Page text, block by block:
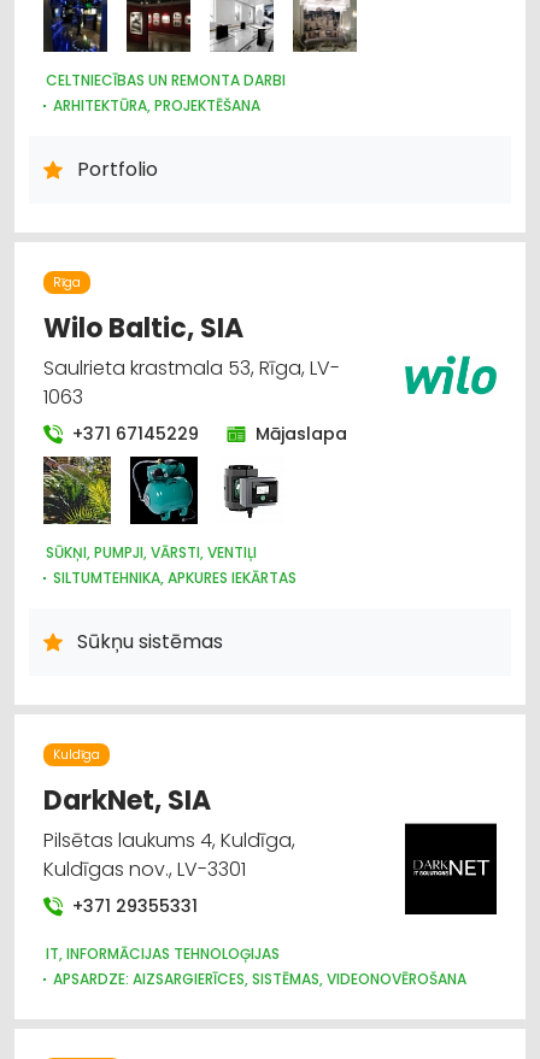
CELTNIECĪBAS UN REMONTA DARBI
ARHITEKTŪRA, PROJEKTĒŠANA
DIZAINS UN INTERJERS; PRIEKŠMETI UN PAKALPOJUMI
Portfolio
Rīga
Wilo Baltic, SIA
Saulrieta krastmala 53, Rīga, LV-
1063
+371 67145229 Mājaslapa
SŪKŅI, PUMPJI, VĀRSTI, VENTIĻI
SILTUMTEHNIKA, APKURES IEKĀRTAS
SILTUMAPGĀDE UN SILTUMTĪKLI
Sūkņu sistēmas
Kuldīga
DarkNet, SIA
Pilsētas laukums 4, Kuldīga,
Kuldīgas nov., LV-3301
+371 29355331
IT, INFORMĀCIJAS TEHNOLOĢIJAS
APSARDZE: AIZSARGIERĪCES, SISTĒMAS, VIDEONOVĒROŠANA
ELEKTROMONTĀŽA, ELEKTROINSTALĀCIJA